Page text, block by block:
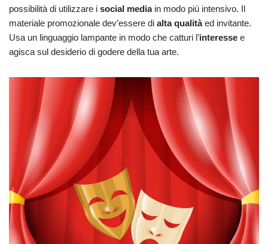
possibilità di utilizzare i social mediain modo più intensivo. Il
materiale promozionale dev’essere di alta qualitàed invitante.
Usa un linguaggio lampante in modo che catturi l’interesse e
agisca sul desiderio di godere della tua arte.